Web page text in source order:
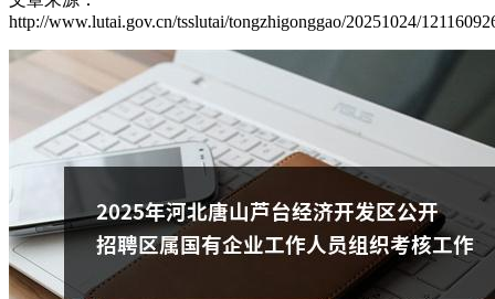
http://www.lutai.gov.cn/tsslutai/tongzhigonggao/20251024/